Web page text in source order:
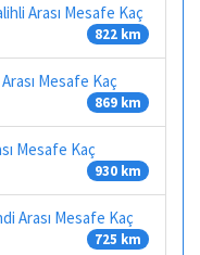
Arası Mesafe Kaç
822 km
Mesafe Kaç
869 km
Mesafe Kaç
930 km
Arası Mesafe Kaç
725 km